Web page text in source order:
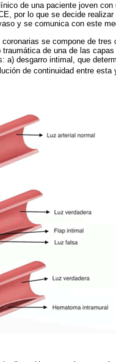
de una paciente joven
por lo que se decide
y se comunica con este
coronarias se compone de
de una de las
a) desgarro intimal, que
de continuidad entre